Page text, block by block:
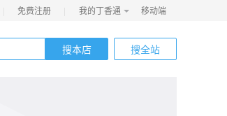
免费注册 我的丁香通 移动端
搜本店 搜全站